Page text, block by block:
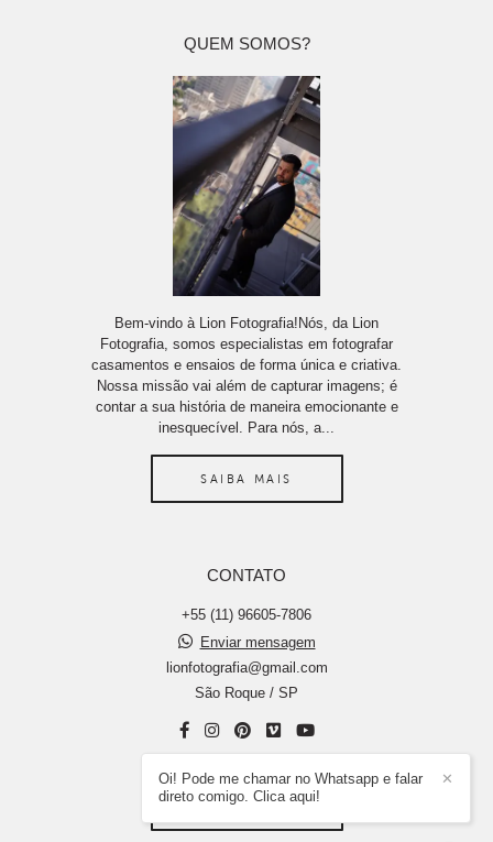
QUEM SOMOS?
Bem-vindo à Lion Fotografia!Nós, da Lion
Fotografia, somos especialistas em fotografar
casamentos e ensaios de forma única e criativa.
Nossa missão vai além de capturar imagens; é
contar a sua história de maneira emocionante e
inesquecível. Para nós, a...
SAIBA MAIS
CONTATO
+55 (11) 96605-7806
Enviar mensagem
lionfotografia@gmail.com
São Roque / SP
CONTATO
✕
Oi! Pode me chamar no Whatsapp e falar
direto comigo. Clica aqui!